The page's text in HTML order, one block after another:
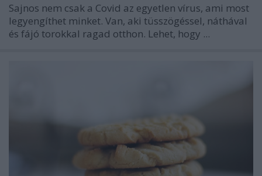
Sajnos nem csak a Covid az egyetlen vírus, ami most
legyengíthet minket. Van, aki tüsszögéssel, náthával
és fájó torokkal ragad otthon. Lehet, hogy ...